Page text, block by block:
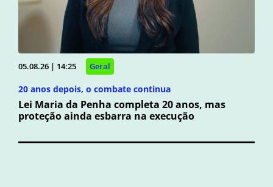
05.08.26 | 14:25 Geral
20 anos depois, o combate continua
Lei Maria da Penha completa 20 anos, mas
proteção ainda esbarra na execução